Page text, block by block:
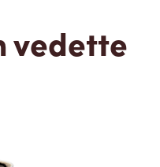
vedette